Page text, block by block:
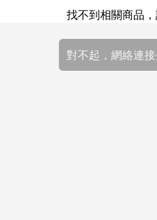
找不到相關商品，
對不起，網絡連